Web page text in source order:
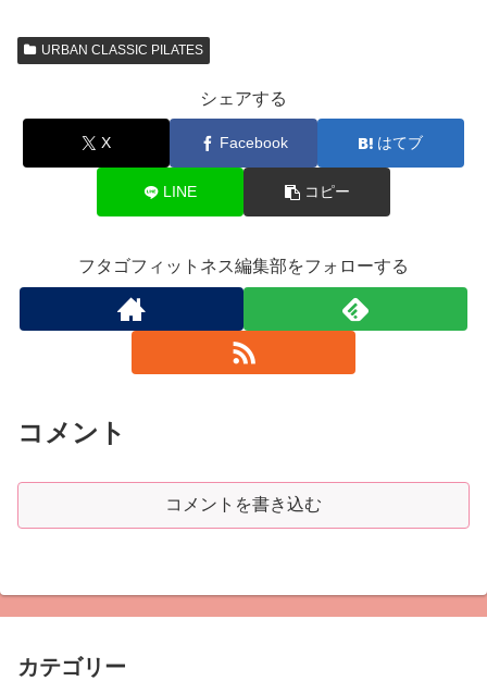
URBAN CLASSIC PILATES
シェアする
X Facebook はてブ
LINE コピー
フタゴフィットネス編集部をフォローする
コメント
コメントを書き込む
カテゴリー